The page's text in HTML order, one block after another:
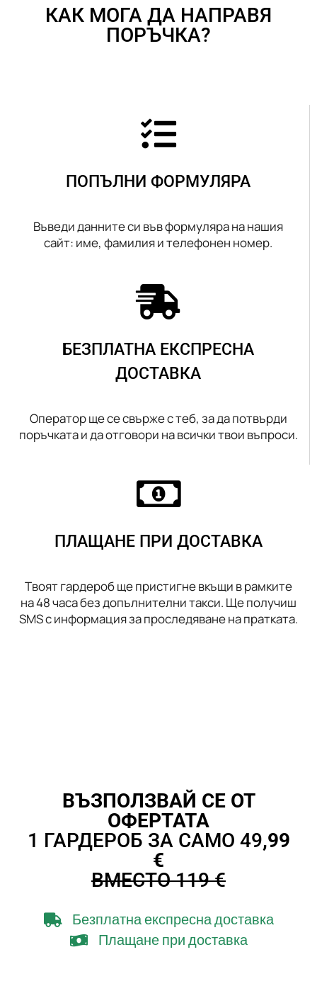
КАК МОГА ДА НАПРАВЯ
ПОРЪЧКА?
ПОПЪЛНИ ФОРМУЛЯРА
Въведи данните си във формуляра на нашия
сайт: име, фамилия и телефонен номер.
БЕЗПЛАТНА ЕКСПРЕСНА
ДОСТАВКА
Оператор ще се свърже с теб, за да потвърди
поръчката и да отговори на всички твои въпроси.
ПЛАЩАНЕ ПРИ ДОСТАВКА
Твоят гардероб ще пристигне вкъщи в рамките
на 48 часа без допълнителни такси. Ще получиш
SMS с информация за проследяване на пратката.
ВЪЗПОЛЗВАЙ СЕ ОТ
ОФЕРТАТА
1 ГАРДЕРОБ ЗА САМО 49,99
€
ВМЕСТО 119 €
Безплатна експресна доставка
Плащане при доставка